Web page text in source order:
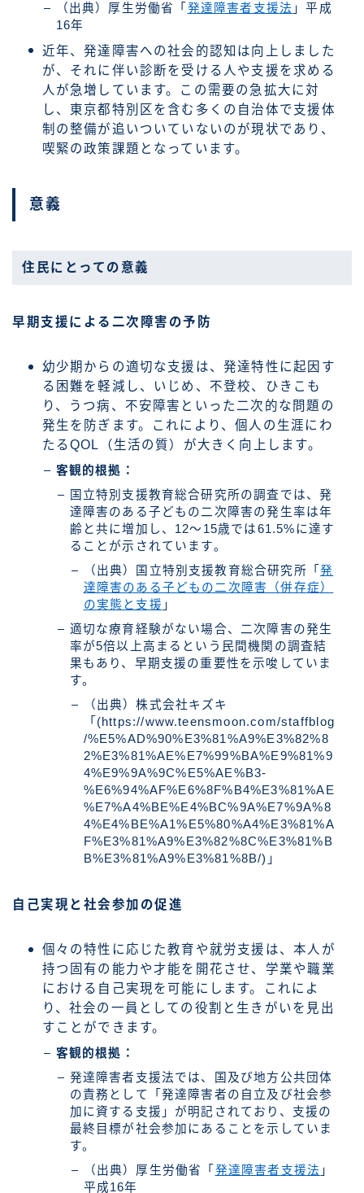
（出典）厚生労働省「 発達障害者支援法 」平成
16年
近年、発達障害への社会的認知は向上しました
が、それに伴い診断を受ける人や支援を求める
人が急増しています。この需要の急拡大に対
し、東京都特別区を含む多くの自治体で支援体
制の整備が追いついていないのが現状であり、
喫緊の政策課題となっています。
意義
住民にとっての意義
早期支援による二次障害の予防
幼少期からの適切な支援は、発達特性に起因す
る困難を軽減し、いじめ、不登校、ひきこも
り、うつ病、不安障害といった二次的な問題の
発生を防ぎます。これにより、個人の生涯にわ
たるQOL（生活の質）が大きく向上します。
客観的根拠：
国立特別支援教育総合研究所の調査では、発
達障害のある子どもの二次障害の発生率は年
齢と共に増加し、12〜15歳では61.5%に達す
ることが示されています。
（出典）国立特別支援教育総合研究所「発
達障害のある子どもの二次障害（併存症）
の実態と支援 」
適切な療育経験がない場合、二次障害の発生
率が5倍以上高まるという民間機関の調査結
果もあり、早期支援の重要性を示唆していま
す。
（出典）株式会社キズキ
「(https://www.teensmoon.com/staffblog
/%E5%AD%90%E3%81%A9%E3%82%8
2%E3%81%AE%E7%99%BA%E9%81%9
4%E9%9A%9C%E5%AE%B3-
%E6%94%AF%E6%8F%B4%E3%81%AE
%E7%A4%BE%E4%BC%9A%E7%9A%8
4%E4%BE%A1%E5%80%A4%E3%81%A
F%E3%81%A9%E3%82%8C%E3%81%B
B%E3%81%A9%E3%81%8B/)」
自己実現と社会参加の促進
個々の特性に応じた教育や就労支援は、本人が
持つ固有の能力や才能を開花させ、学業や職業
における自己実現を可能にします。これによ
り、社会の一員としての役割と生きがいを見出
すことができます。
客観的根拠：
発達障害者支援法では、国及び地方公共団体
の責務として「発達障害者の自立及び社会参
加に資する支援」が明記されており、支援の
最終目標が社会参加にあることを示していま
す。
（出典）厚生労働省「 発達障害者支援法 」
平成16年